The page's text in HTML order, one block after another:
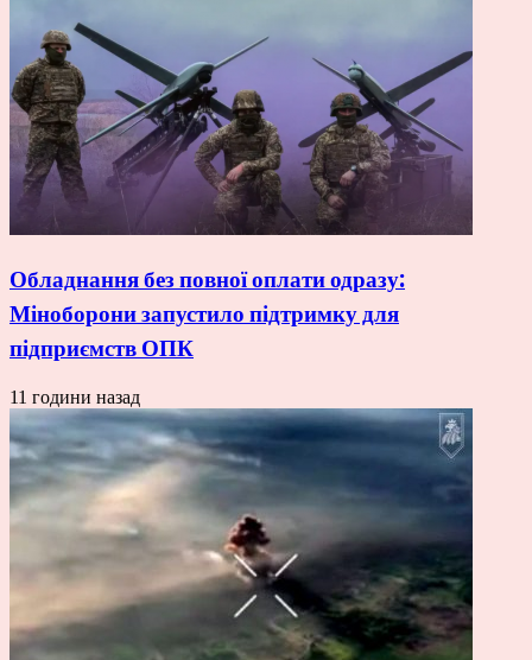
Обладнання без повної оплати одразу:
Міноборони запустило підтримку для
підприємств ОПК
11 години назад